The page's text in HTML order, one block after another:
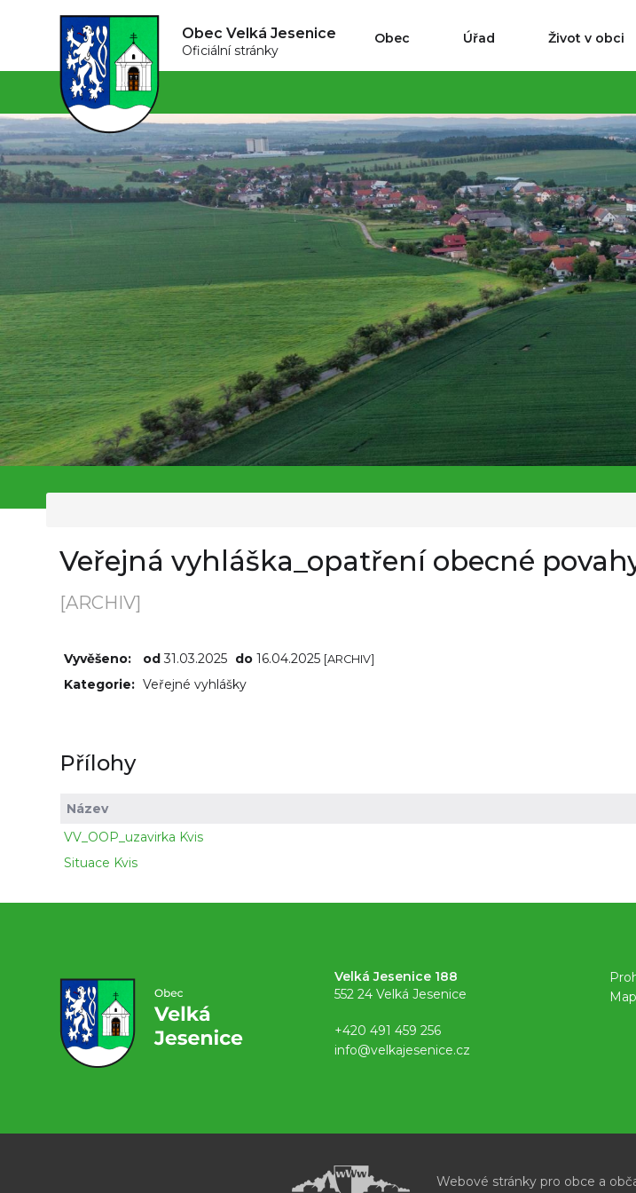
Obec Velká Jesenice
Oficiální stránky
Obec Úřad Život v obci
Veřejná vyhláška_opatření obecné
[ARCHIV]
Vyvěšeno: od31.03.2025 do 16.04.2025 [ARCHIV]
Kategorie: Veřejné vyhlášky
Přílohy
Název
VV_OOP_uzavirka Kvis
Situace Kvis
Velká Jesenice 188
552 24 Velká Jesenice
+420 491 459 256
info@velkajesenice.cz
Webové stránky pro obce a